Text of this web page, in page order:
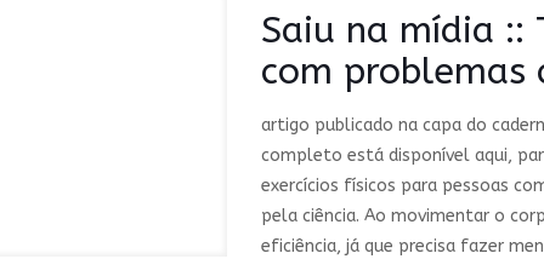
Saiu na mídia ::
com problemas
artigo publicado na capa do
completo está disponível aqui,
exercícios físicos para pessoas
pela ciência. Ao movimentar o
eficiência, já que precisa fazer